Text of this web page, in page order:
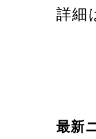
詳細
最新